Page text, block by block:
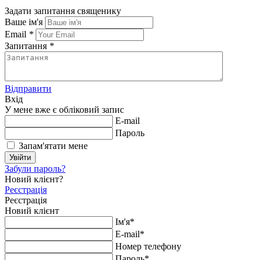
Задати запитання священику
Ваше ім'я
Email *
Запитання *
Відправити
Вхід
У мене вже є обліковий запис
E-mail
Пароль
Запам'ятати мене
Увійти
Забули пароль?
Новий клієнт?
Реєстрація
Реєстрація
Новий клієнт
Ім'я*
E-mail*
Номер телефону